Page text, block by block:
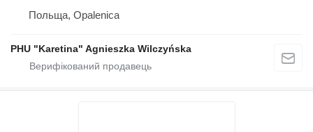
Польща, Opalenica
PHU "Karetina" Agnieszka Wilczyńska